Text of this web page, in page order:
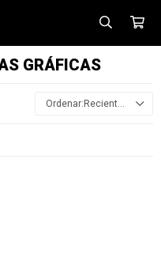
GRÁFICAS
Recientes